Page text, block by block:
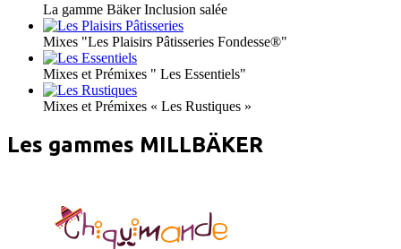
La gamme Bäker Inclusion salée
Mixes "Les Plaisirs Pâtisseries Fondesse®"
Mixes et Prémixes " Les Essentiels"
Mixes et Prémixes « Les Rustiques »
Les gammes MILLBÄKER